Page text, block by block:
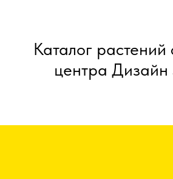
Каталог растений
центра Дизайн